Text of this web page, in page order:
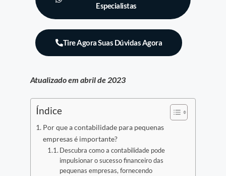
Especialistas
Tire Agora Suas Dúvidas Agora
Atualizado em abril de 2023
Índice
Por que a contabilidade para pequenas
empresas é importante?
Descubra como a contabilidade pode
impulsionar o sucesso financeiro das
pequenas empresas, fornecendo